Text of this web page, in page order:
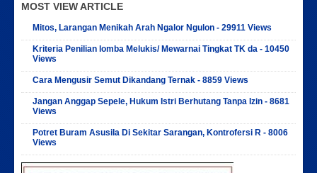
MOST VIEW ARTICLE
Mitos, Larangan Menikah Arah Ngalor Ngulon - 29911 Views
Kriteria Penilian lomba Melukis/ Mewarnai Tingkat TK da - 10450
Views
Cara Mengusir Semut Dikandang Ternak - 8859 Views
Jangan Anggap Sepele, Hukum Istri Berhutang Tanpa Izin - 8681
Views
Potret Buram Asusila Di Sekitar Sarangan, Kontrofersi R - 8006
Views